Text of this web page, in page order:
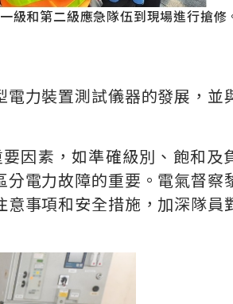
和第二級應急隊伍到現場進行搶修
力裝置測試儀器的發展，並
因素，如準確級別、飽和及
電力故障的重要。電氣督察
事項和安全措施，加深隊員